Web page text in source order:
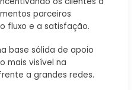
parceiros
fluxo e a satisfação.
base sólida de apoio
mais visível na
a grandes redes.